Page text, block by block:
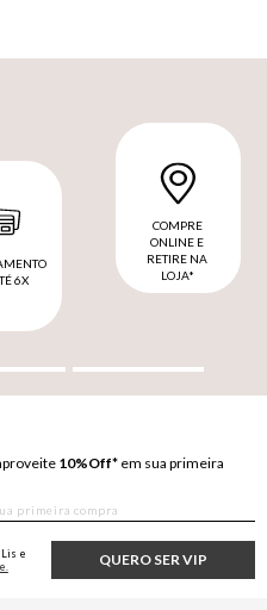
6X
COMPRE
ONLINE E
RETIRE NA
LOJA*
10%Off* em sua primeira
QUERO SER VIP
e